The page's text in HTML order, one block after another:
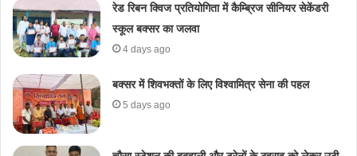
रेड रिबन क्विज प्रतियोगिता में कैम्ब्रिज सीनियर सेकेंडरी
स्कूल बक्सर का जलवा
4 days ago
​बक्सर में शिवभक्तों के लिए विश्वामित्र सेना की पहल
5 days ago